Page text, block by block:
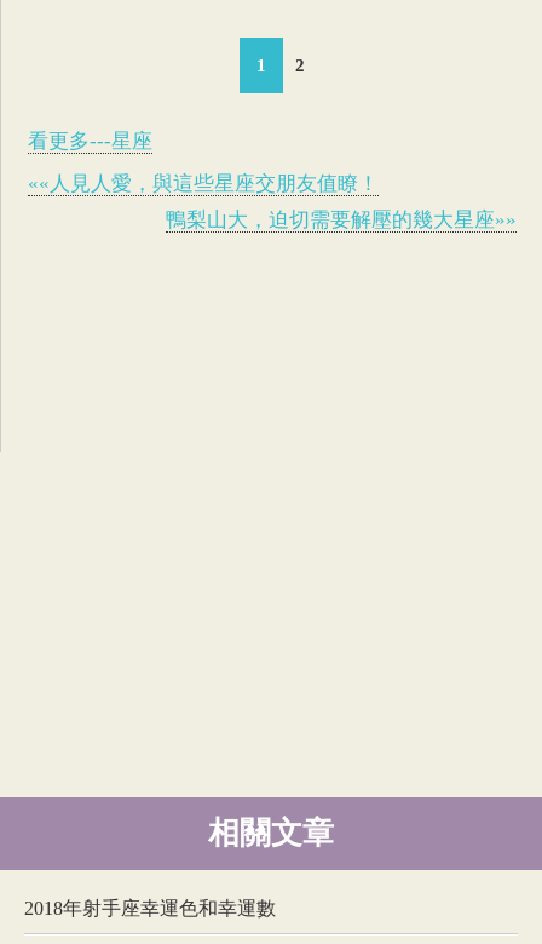
1 2
看更多---星座
««人見人愛，與這些星座交朋友值瞭！
鴨梨山大，迫切需要解壓的幾大星座»»
相關文章
2018年射手座幸運色和幸運數